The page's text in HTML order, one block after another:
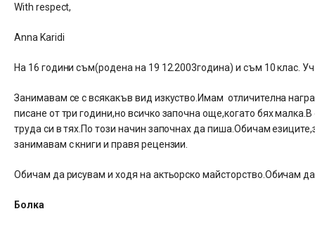
With respect,
Anna Karidi
На 16 години съм(родена на 19 12.2003година) и съм 10 клас.
Занимавам се с всякакъв вид изкуство.Имам отличителна
писане от три години,но всичко започна още,когато бях
труда си в тях.По този начин започнах да пиша.Обичам
занимавам с книги и правя рецензии.
Обичам да рисувам и ходя на актьорско майсторство.Обичам
Болка